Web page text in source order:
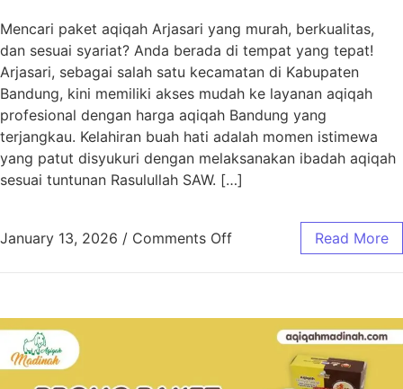
Mencari paket aqiqah Arjasari yang murah, berkualitas,
dan sesuai syariat? Anda berada di tempat yang tepat!
Arjasari, sebagai salah satu kecamatan di Kabupaten
Bandung, kini memiliki akses mudah ke layanan aqiqah
profesional dengan harga aqiqah Bandung yang
terjangkau. Kelahiran buah hati adalah momen istimewa
yang patut disyukuri dengan melaksanakan ibadah aqiqah
sesuai tuntunan Rasulullah SAW. […]
January 13, 2026 / Comments Off Read More